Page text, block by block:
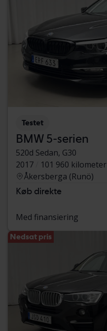
Testet
BMW 5-serien
520d Sedan, G30
2017
101 960 kilometer
Åkersberga (Runö)
Køb direkte
Med finansiering
Nedsat pris